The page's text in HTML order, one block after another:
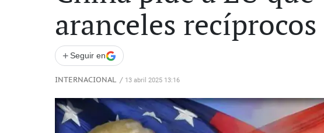
aranceles recíprocos
+ Seguir en
INTERNACIONAL / 13 abril 2025 13:16